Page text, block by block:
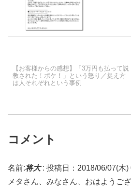
【お客様からの感想】「3万円も払って説
教された！ボケ！」という怒り／捉え方
は人それぞれという事例
コメント
名前:将大: 投稿日：2018/06/07(木)
メタさん、みなさん、おはようご